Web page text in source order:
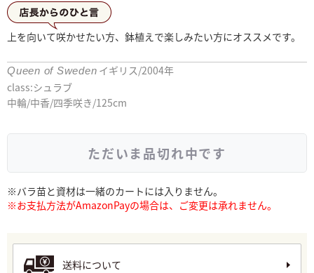
店長からひとこと
上を向いて咲かせたい方、鉢植えで楽しみたい方にオススメです。
Queen of Sweden イギリス/2004年
class:シュラブ
中輪/中香/四季咲き/125cm
ただいま品切れ中です
※バラ苗と資材は一緒のカートには入りません。
※お支払方法がAmazonPayの場合は、ご変更は承れません。
送料について